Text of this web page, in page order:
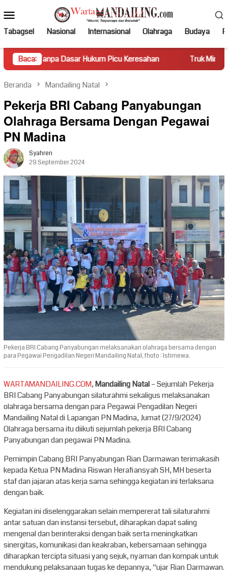
ke
kontenMobile
Tabagsel Nasional Internasional Olahraga Budaya
Baca:
Dasar Hukum Picu Keresahan Truk Miring Hambat
Beranda Mandailing Natal
Pekerja BRI Cabang Panyabungan
Olahraga Bersama Dengan Pegawai
PN Madina
Syahren
29 September 2024
Pekerja BRI Cabang Panyabungan melaksanakan olahraga bersama dengan
para Pegawai Pengadilan Negeri Mandailing Natal, fhoto : Istimewa.
WARTAMANDAILING.COM,Mandailing Natal– Sejumlah Pekerja
BRI Cabang Panyabungan silaturahmi sekaligus melaksanakan
olahraga bersama dengan para Pegawai Pengadilan Negeri
Mandailing Natal di Lapangan PN Madina, Jumat (27/9/2024)
Olahraga bersama itu diikuti sejumlah pekerja BRI Cabang
Panyabungan dan pegawai PN Madina.
Pemimpin Cabang BRI Panyabungan Rian Darmawan terimakasih
kepada Ketua PN Madina Riswan Herafiansyah SH, MH beserta
staf dan jajaran atas kerja sama sehingga kegiatan ini terlaksana
dengan baik.
Kegiatan ini diselenggarakan selain mempererat tali silaturahmi
antar satuan dan instansi tersebut, diharapkan dapat saling
mengenal dan berinteraksi dengan baik serta meningkatkan
sinergitas, komunikasi dan keakraban, kebersamaan sehingga
diharapkan tercipta situasi yang sejuk, nyaman dan kompak untuk
mendukung pelaksanaan tugas ke depannya, “ujar Rian Darmawan.